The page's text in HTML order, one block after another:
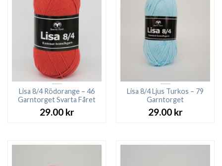
Lisa 8/4 Rödorange – 46
Garntorget Svarta Fåret
29.00 kr
Lisa 8/4 Ljus Turkos – 79
Garntorget
29.00 kr